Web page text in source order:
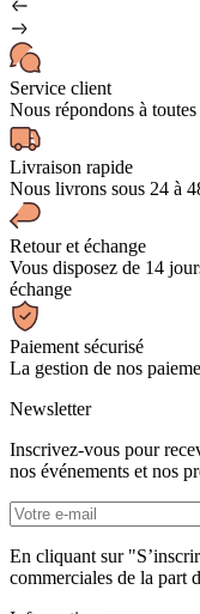
Service client
Nous répondons à
Livraison rapide
Nous livrons sous 24 à
Retour et échange
Vous disposez de 14
échange
Paiement sécurisé
La gestion de nos
Newsletter
Inscrivez-vous pour
nos événements et nos
En cliquant sur
commerciales de la part